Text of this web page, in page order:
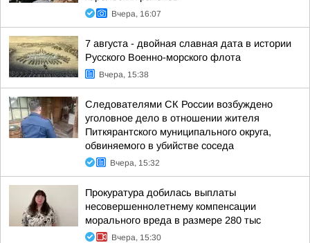
Вчера, 16:07
7 августа - двойная славная дата в истории
Русского Военно-морского флота
Вчера, 15:38
Следователями СК России возбуждено
уголовное дело в отношении жителя
Питкярантского муниципального округа,
обвиняемого в убийстве соседа
Вчера, 15:32
Прокуратура добилась выплаты
несовершеннолетнему компенсации
морального вреда в размере 280 тыс
Вчера, 15:30